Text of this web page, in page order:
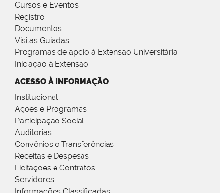
Cursos e Eventos
Registro
Documentos
Visitas Guiadas
Programas de apoio à Extensão Universitária
Iniciação à Extensão
ACESSO À INFORMAÇÃO
Institucional
Ações e Programas
Participação Social
Auditorias
Convênios e Transferências
Receitas e Despesas
Licitações e Contratos
Servidores